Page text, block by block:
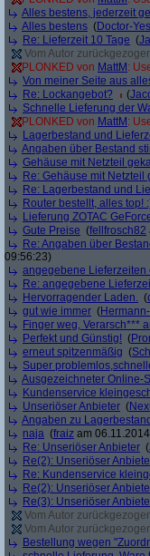
Alles bestens, jederzeit
Alles bestens (Doctor-Yes
Re: Lieferzeit 10 Tage (
Vom Autor
PLONKED von MattM :
Von meiner Seite aus
Re: Lockangebot?
(
Schnelle Lieferung der
PLONKED von MattM :
Lagerbestand und
Angaben über Bestand
Gehäuse mit Netzteil
Re: Gehäuse mit Netzteil
Re: Lagerbestand und
Router bestellt, alles top!
Lieferung ZOTAC
Gute Preise (fellfrosch82
Re: Angaben über
09:56:23)
angegebene Lieferzeiten
Re: angegebene
Hervorragender Laden. (
gut wie immer (Hermann-
Finger weg, Verarsch***
Perfekt und Günstig! (
erneut spitzenmäßig (
Super
Ausgezeichneter Online-
Kundenservice
Unseriöser Anbieter (
Angaben zu
naja (fraiz am
Re: Unseriöser Anbieter (
Re(2): Unseriöser
Re: Kundenservice
Re(2): Unseriöser
Re(3): Unseriöser
Vom Autor
Vom Autor
Bestellung wegen